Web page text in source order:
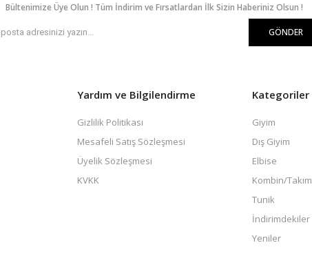
Bültenimize Üye Olun ! Tüm İndirim ve Fırsatlardan İlk Sizin Haberiniz Olsun !
GÖNDER
Yardım ve Bilgilendirme
Gizlilik Politikası
Mesafeli Satış Sözleşmesi
Üyelik Sözleşmesi
KVKK
Kategoriler
Giyim
Dış Giyim
Elbise
Kombin/Takım
Tunik
İndirimdekiler
Yeniler